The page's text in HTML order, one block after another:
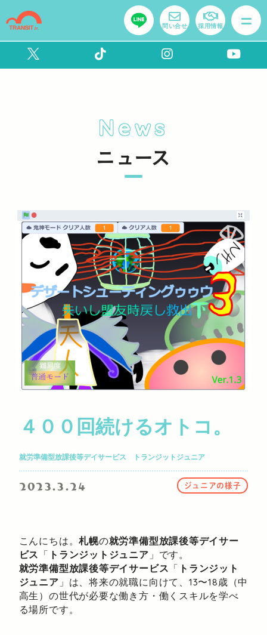
問い合せ 採用情報
News
ニュース
４００回続けるオトコ。
就労準備型放課後等デイサービス トランジットジュニア
2023.3.24 ジュニアの様子
こんにちは。札幌の就労準備型放課後等デイサー
ビス 「 トランジットジュニア 」です。
就労準備型放課後等デイサービス 「 トランジット
ジュニア 」は、将来の就職に向けて、13〜18歳（中
高生）の世代が必要な働き方・働くスキルを学べ
る場所です。